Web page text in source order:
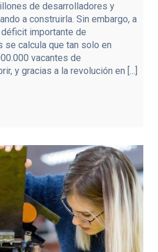
de desarrolladores y
a construirla. Sin embargo, a
déficit importante de
se calcula que tan solo en
vacantes de
y gracias a la revolución en [...]